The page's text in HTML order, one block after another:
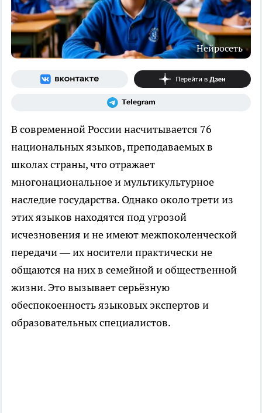
Нейросеть
В современной России насчитывается 76
национальных языков, преподаваемых в
школах страны, что отражает
многонациональное и мультикультурное
наследие государства. Однако около трети из
этих языков находятся под угрозой
исчезновения и не имеют межпоколенческой
передачи — их носители практически не
общаются на них в семейной и общественной
жизни. Это вызывает серьёзную
обеспокоенность языковых экспертов и
образовательных специалистов.